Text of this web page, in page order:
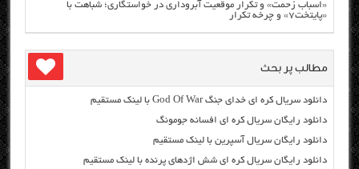
«اسباب زحمت» و تکرار موقعیت آبروداری در خواستگاری؛ شباهت با
«پایتخت۷» و چرخه تکرار
مطالب پر بحث
دانلود سریال کره ای خدای جنگ God Of War با لینک مستقیم
دانلود رایگان سریال کره ای افسانه جومونگ
دانلود رایگان سریال آسپرین با لینک مستقیم
دانلود رایگان سریال کره ای شش اژدهای پرنده با لینک مستقیم